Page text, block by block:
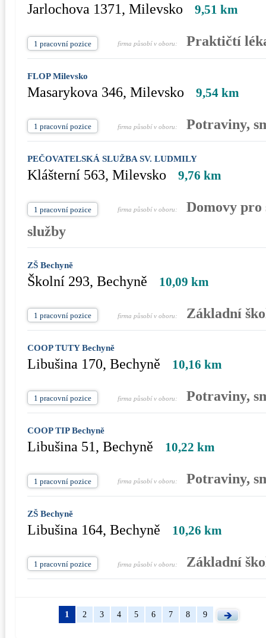
Jarlochova 1371, Milevsko 9,51 km
1 pracovní pozice firma působí v oboru: Praktičtí
FLOP Milevsko
Masarykova 346, Milevsko 9,54 km
1 pracovní pozice firma působí v oboru: Potraviny,
PEČOVATELSKÁ SLUŽBA SV. LUDMILY
Klášterní 563, Milevsko 9,76 km
1 pracovní pozice firma působí v oboru:
Domovy pro
služby
ZŠ Bechyně
Školní 293, Bechyně 10,09 km
1 pracovní pozice firma působí v oboru: Základní
COOP TUTY Bechyně
Libušina 170, Bechyně 10,16 km
1 pracovní pozice firma působí v oboru: Potraviny,
COOP TIP Bechyně
Libušina 51, Bechyně 10,22 km
1 pracovní pozice firma působí v oboru: Potraviny,
ZŠ Bechyně
Libušina 164, Bechyně 10,26 km
1 pracovní pozice firma působí v oboru: Základní
1 2 3 4 5 6 7 8 9